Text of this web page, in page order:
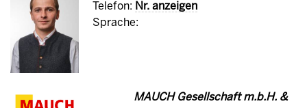
Telefon: Nr. anzeigen
Sprache:
MAUCH Gesellschaft m.b.H. &